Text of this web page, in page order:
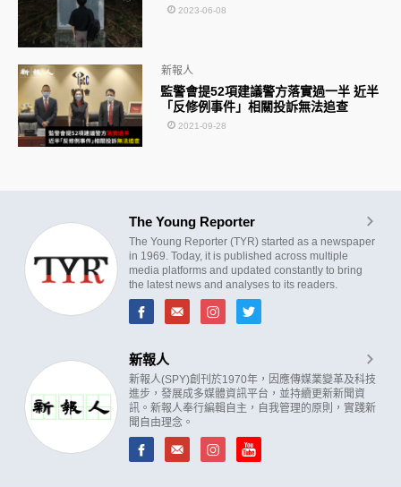
2023-06-08
監警會提52項建議警方落實過一半 近半
「反修例事件」相關投訴無法追查
新報人
2021-09-28
The Young Reporter
The Young Reporter (TYR) started as a newspaper
in 1969. Today, it is published across multiple
media platforms and updated constantly to bring
the latest news and analyses to its readers.
新報人
新報人(SPY)創刊於1970年，因應傳媒業變革及科技
進步，發展成多媒體資訊平台，並持續更新新聞資
訊。新報人奉行編輯自主，自我管理的原則，實踐新
聞自由理念。